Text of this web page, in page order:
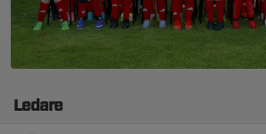
Ledare